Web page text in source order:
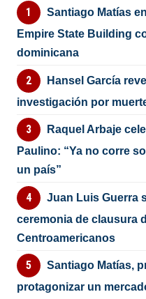
Santiago Matías
Empire State Building
dominicana
Hansel García
investigación por
Raquel Arbaje
Paulino: “Ya no corre
un país”
Juan Luis Guerra
ceremonia de clausura
Centroamericanos
Santiago Matías,
protagonizar un